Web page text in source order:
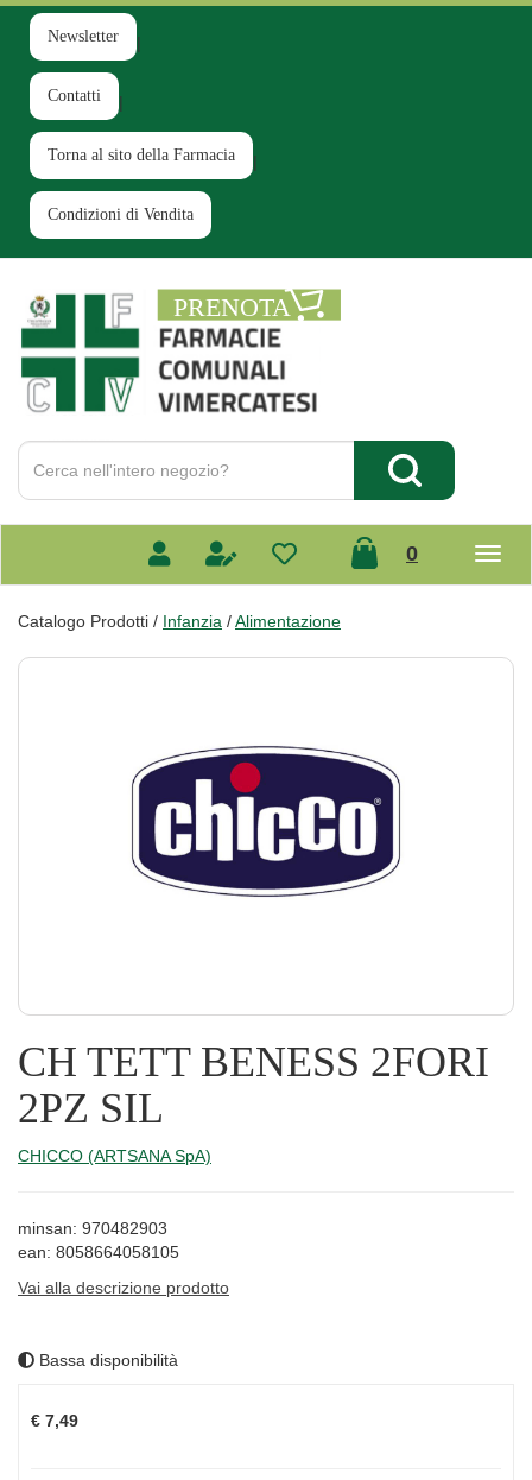
Passa
contenuto
principale
Newsletter
Contatti
Torna al sito della Farmacia
Condizioni di Vendita
Farmacia
Comunale
Cerca
Prodotto
Cerca Prodotto
0prodotti
Catalogo Prodotti / Infanzia /Alimentazione
CH TETT BENESS 2FORI
2PZ SIL
CHICCO (ARTSANA SpA)
minsan: 970482903
ean: 8058664058105
Vai alla descrizione prodotto
Bassa disponibilità
€ 7,49